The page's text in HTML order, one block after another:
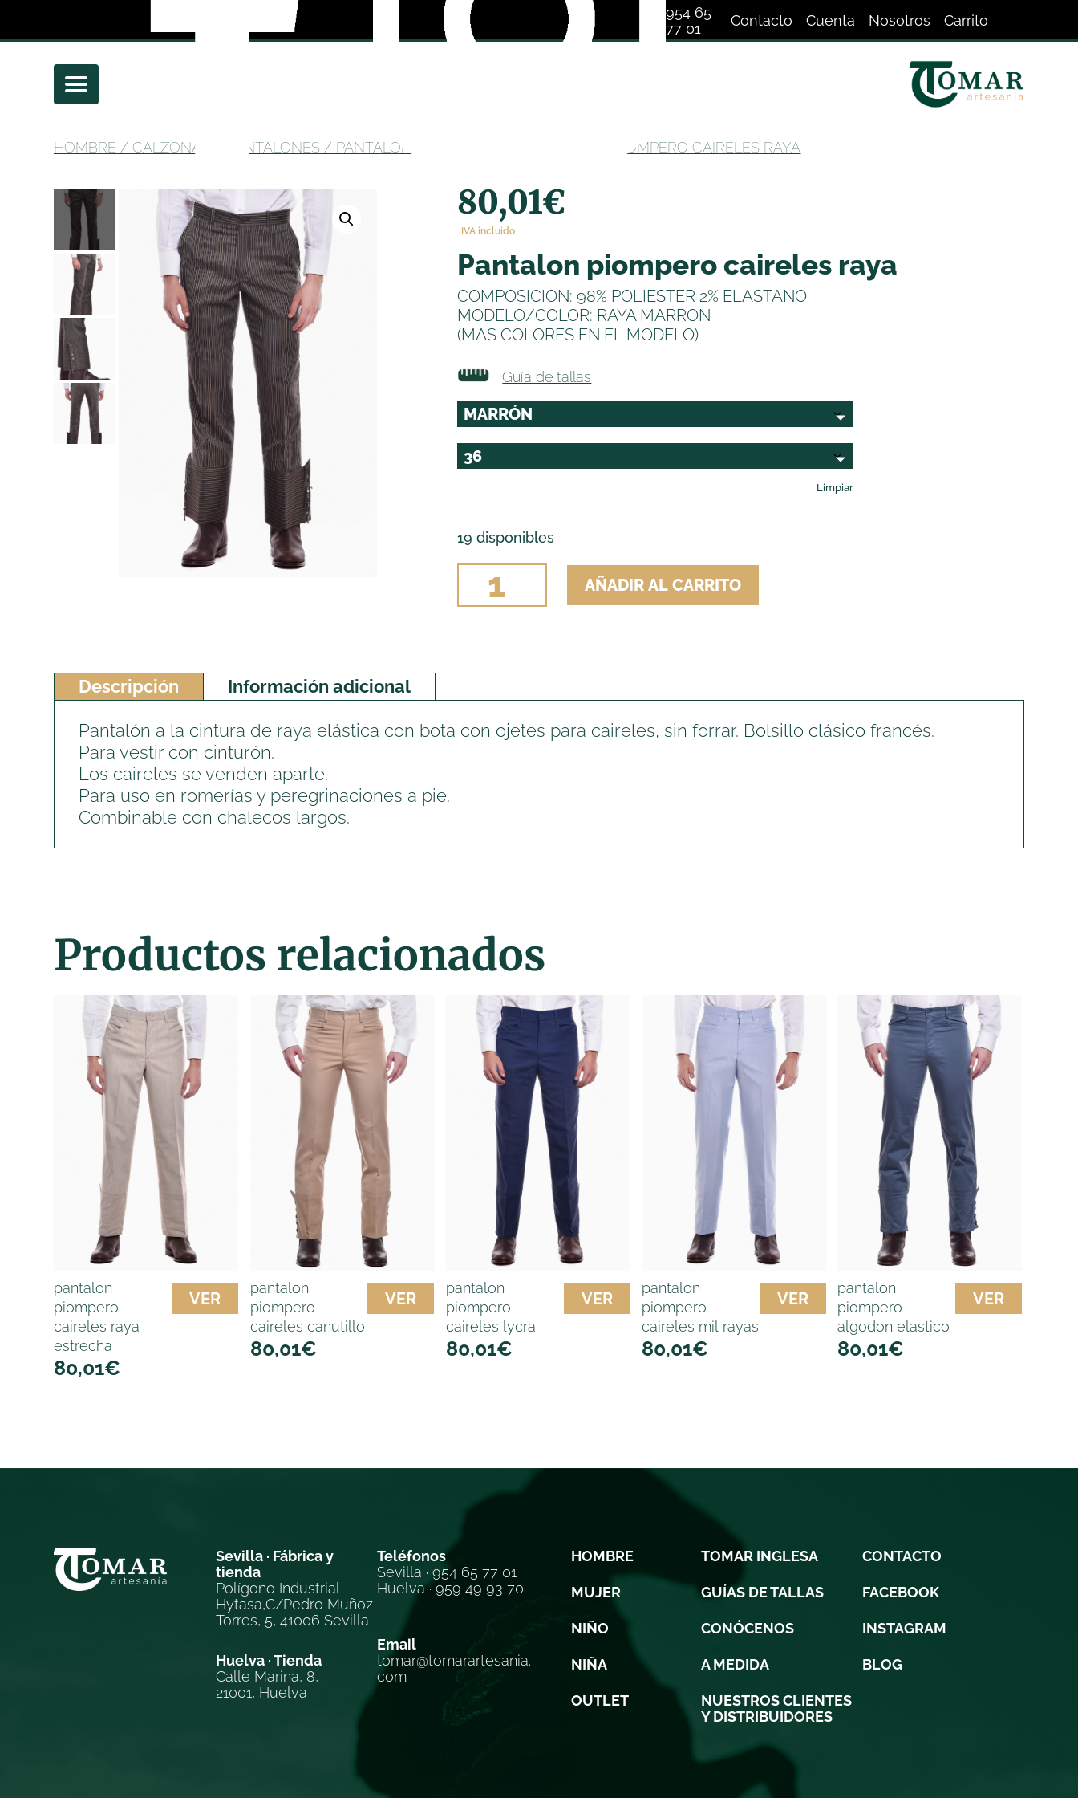
954 65
77 01
Contacto Cuenta Nosotros Carrito
HOMBRE /CALZONAS Y PANTALONES / PANTALONES PIOMPEROS / PANTALON PIOMPERO CAIRELES RAYA
80,01€
IVA incluido
pantalon piompero caireles raya
COMPOSICION: 98% POLIESTER 2% ELASTANO
MODELO/COLOR: RAYA MARRON
(MAS COLORES EN EL MODELO)
Guía de tallas
Limpiar
19 disponibles
PANTALON
PIOMPERO
AÑADIR AL CARRITO
Descripción Información adicional
Pantalón a la cintura de raya elástica con bota con ojetes para caireles, sin forrar. Bolsillo clásico francés.
Para vestir con cinturón.
Los caireles se venden aparte.
Para uso en romerías y peregrinaciones a pie.
Combinable con chalecos largos.
Productos relacionados
pantalon
piompero
caireles raya
estrecha
80,01€
VER
pantalon
piompero
caireles canutillo
80,01€
VER
pantalon
piompero
caireles lycra
80,01€
VER
pantalon
piompero
caireles mil rayas
80,01€
VER
pantalon
piompero
algodon elastico
80,01€
VER
Sevilla · Fábrica y
tienda
Polígono Industrial
Hytasa,C/Pedro Muñoz
Torres, 5, 41006 Sevilla
Huelva · Tienda
Calle Marina, 8,
21001, Huelva
Teléfonos
Sevilla · 954 65 77 01
Huelva · 959 49 93 70
Email
tomar@tomarartesania.
com
HOMBRE
MUJER
NIÑO
NIÑA
OUTLET
TOMAR INGLESA
GUÍAS DE TALLAS
CONÓCENOS
A MEDIDA
NUESTROS CLIENTES
Y DISTRIBUIDORES
CONTACTO
FACEBOOK
INSTAGRAM
BLOG